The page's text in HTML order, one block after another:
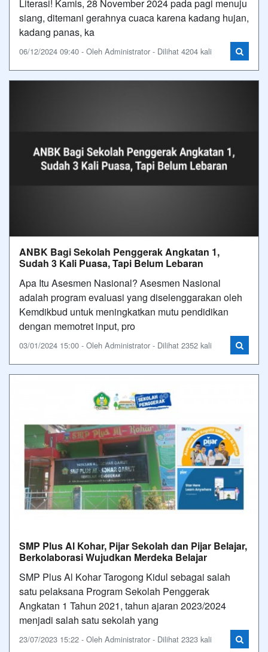
Literasi! Kamis, 28 November 2024 pada pagi menuju
siang, ditemani gerahnya cuaca karena kadang hujan,
kadang panas, ka
06/12/2024 09:40 - Oleh Administrator - Dilihat 4204 kali
ANBK Bagi Sekolah Penggerak Angkatan 1,
Sudah 3 Kali Puasa, Tapi Belum Lebaran
Apa Itu Asesmen Nasional? Asesmen Nasional
adalah program evaluasi yang diselenggarakan oleh
Kemdikbud untuk meningkatkan mutu pendidikan
dengan memotret input, pro
03/01/2024 15:00 - Oleh Administrator - Dilihat 2352 kali
SMP Plus Al Kohar, Pijar Sekolah dan Pijar Belajar,
Berkolaborasi Wujudkan Merdeka Belajar
SMP Plus Al Kohar Tarogong Kidul sebagai salah
satu pelaksana Program Sekolah Penggerak
Angkatan 1 Tahun 2021, tahun ajaran 2023/2024
menjadi salah satu sekolah yang
23/07/2023 15:22 - Oleh Administrator - Dilihat 2323 kali